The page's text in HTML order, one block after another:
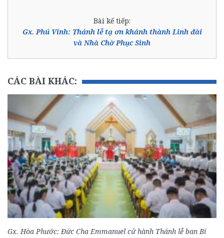
Bài kế tiếp:
Gx. Phú Vinh: Thánh lễ tạ ơn khánh thành Linh đài
và Nhà Chờ Phục Sinh
CÁC BÀI KHÁC:
Gx. Hòa Phước: Đức Cha Emmanuel cử hành Thánh lễ ban Bí